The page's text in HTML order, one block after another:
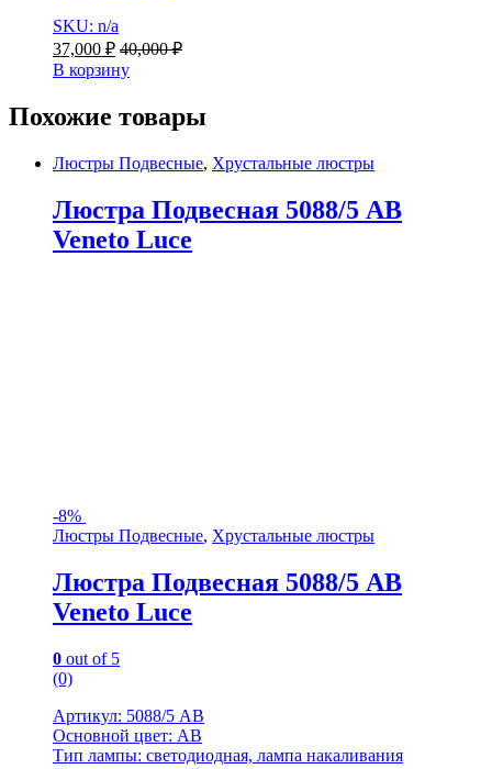
SKU: n/a
37,000 ₽ 40,000₽
В корзину
Похожие товары
Люстры Подвесные, Хрустальные люстры
Люстра Подвесная 5088/5 AB
Veneto Luce
-8%
Люстры Подвесные, Хрустальные люстры
Люстра Подвесная 5088/5 AB
Veneto Luce
0 out of 5
(0)
Артикул: 5088/5 AB
Основной цвет: AB
Тип лампы: светодиодная, лампа накаливания